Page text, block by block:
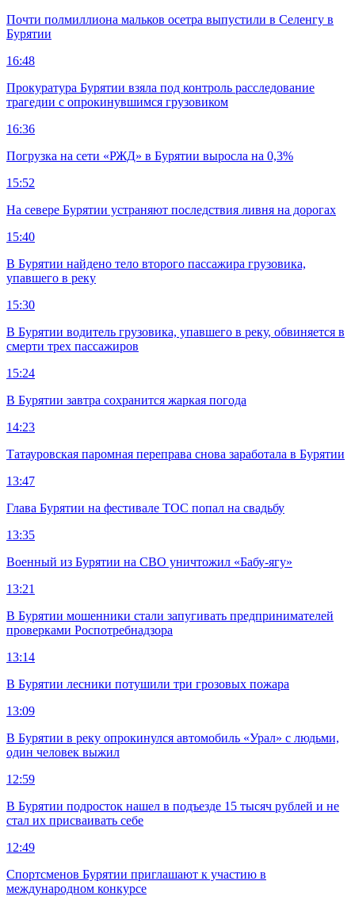
Почти полмиллиона мальков осетра выпустили в Селенгу в
Бурятии
16:48
Прокуратура Бурятии взяла под контроль расследование
трагедии с опрокинувшимся грузовиком
16:36
Погрузка на сети «РЖД» в Бурятии выросла на 0,3%
15:52
На севере Бурятии устраняют последствия ливня на дорогах
15:40
В Бурятии найдено тело второго пассажира грузовика,
упавшего в реку
15:30
В Бурятии водитель грузовика, упавшего в реку, обвиняется в
смерти трех пассажиров
15:24
В Бурятии завтра сохранится жаркая погода
14:23
Татауровская паромная переправа снова заработала в Бурятии
13:47
Глава Бурятии на фестивале ТОС попал на свадьбу
13:35
Военный из Бурятии на СВО уничтожил «Бабу-ягу»
13:21
В Бурятии мошенники стали запугивать предпринимателей
проверками Роспотребнадзора
13:14
В Бурятии лесники потушили три грозовых пожара
13:09
В Бурятии в реку опрокинулся автомобиль «Урал» с людьми,
один человек выжил
12:59
В Бурятии подросток нашел в подъезде 15 тысяч рублей и не
стал их присваивать себе
12:49
Спортсменов Бурятии приглашают к участию в
международном конкурсе